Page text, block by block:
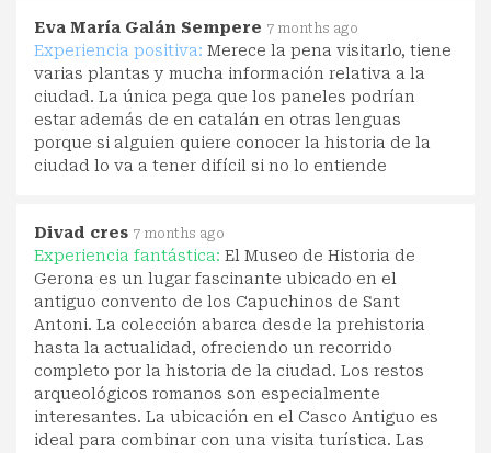
Eva María Galán Sempere 7 months ago
Experiencia positiva: Merece la pena visitarlo, tiene
varias plantas y mucha información relativa a la
ciudad. La única pega que los paneles podrían
estar además de en catalán en otras lenguas
porque si alguien quiere conocer la historia de la
ciudad lo va a tener difícil si no lo entiende
Divad cres 7 months ago
Experiencia fantástica: El Museo de Historia de
Gerona es un lugar fascinante ubicado en el
antiguo convento de los Capuchinos de Sant
Antoni. La colección abarca desde la prehistoria
hasta la actualidad, ofreciendo un recorrido
completo por la historia de la ciudad. Los restos
arqueológicos romanos son especialmente
interesantes. La ubicación en el Casco Antiguo es
ideal para combinar con una visita turística. Las